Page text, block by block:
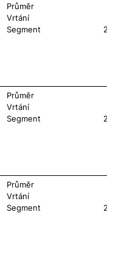
Průměr
Vrtání
Segment
Průměr
Vrtání
Segment
Průměr
Vrtání
Segment